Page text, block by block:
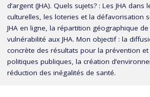
d’argent (JHA). Quels sujets? : Les JHA
culturelles, les loteries et la défavorisation
JHA en ligne, la répartition géographique
vulnérabilité aux JHA. Mon objectif : la
concrète des résultats pour la prévention et
politiques publiques, la création
réduction des inégalités de santé.